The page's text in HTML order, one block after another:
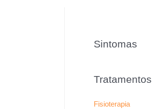
Sintomas
Tratamentos
Fisioterapia